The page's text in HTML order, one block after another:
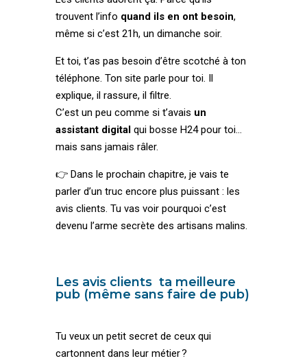
trouvent l’info quand ils en ont besoin,
même si c’est 21h, un dimanche soir.
Et toi, t’as pas besoin d’être scotché à ton
téléphone. Ton site parle pour toi. Il
explique, il rassure, il filtre.
C’est un peu comme si t’avais un
assistant digitalqui bosse H24 pour toi…
mais sans jamais râler.
👉 Dans le prochain chapitre, je vais te
parler d’un truc encore plus puissant : les
avis clients. Tu vas voir pourquoi c’est
devenu l’arme secrète des artisans malins.
Les avis clients ta meilleure
pub (même sans faire de pub)
Tu veux un petit secret de ceux qui
cartonnent dans leur métier ?